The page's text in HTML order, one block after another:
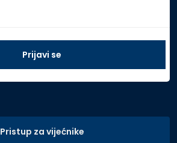
Pristup za vijećnike